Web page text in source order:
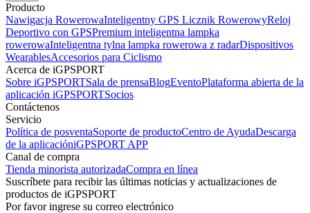
Producto
Nawigacja RowerowaInteligentny GPS Licznik RowerowyReloj
Deportivo con GPSPremium inteligentna lampka
rowerowaInteligentna tylna lampka rowerowa z radarDispositivos
WearablesAccesorios para Ciclismo
Acerca de iGPSPORT
Sobre iGPSPORTSala de prensaBlogEventoPlataforma abierta de la
aplicación iGPSPORTSocios
Contáctenos
Servicio
Política de posventaSoporte de productoCentro de AyudaDescarga
de la aplicacióniGPSPORT APP
Canal de compra
Tienda minorista autorizadaCompra en línea
Suscríbete para recibir las últimas noticias y actualizaciones de
productos de iGPSPORT
Por favor ingrese su correo electrónico